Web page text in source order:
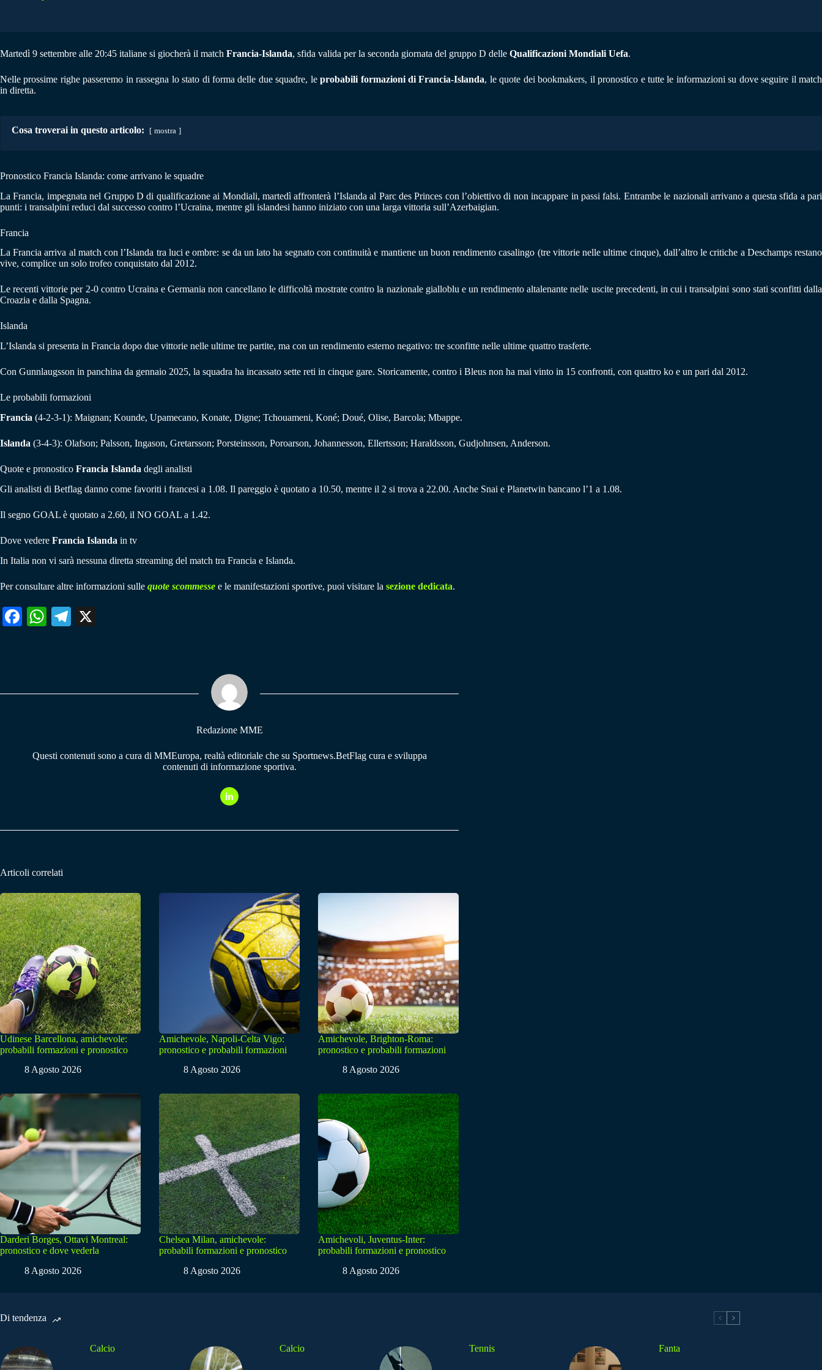
Martedì 9 settembre alle 20:45 italiane si giocherà il match Francia-Islanda, sfida valida per la seconda giornata del gruppo D delle Qualificazioni Mondiali Uefa.
Nelle prossime righe passeremo in rassegna lo stato di forma delle due squadre, leprobabili formazioni di Francia-Islanda, le quote dei bookmakers, il pronostico e tutte le informazioni su dove seguire il match
in diretta.
Cosa troverai in questo articolo: mostra
Pronostico Francia Islanda: come arrivano le squadre
La Francia, impegnata nel Gruppo D di qualificazione ai Mondiali, martedì affronterà l’Islanda al Parc des Princes con l’obiettivo di non incappare in passi falsi. Entrambe le nazionali arrivano a questa sfida a pari
punti: i transalpini reduci dal successo contro l’Ucraina, mentre gli islandesi hanno iniziato con una larga vittoria sull’Azerbaigian.
Francia
La Francia arriva al match con l’Islanda tra luci e ombre: se da un lato ha segnato con continuità e mantiene un buon rendimento casalingo (tre vittorie nelle ultime cinque), dall’altro le critiche a Deschamps restano
vive, complice un solo trofeo conquistato dal 2012.
Le recenti vittorie per 2-0 contro Ucraina e Germania non cancellano le difficoltà mostrate contro la nazionale gialloblu e un rendimento altalenante nelle uscite precedenti, in cui i transalpini sono stati sconfitti dalla
Croazia e dalla Spagna.
Islanda
L’Islanda si presenta in Francia dopo due vittorie nelle ultime tre partite, ma con un rendimento esterno negativo: tre sconfitte nelle ultime quattro trasferte.
Con Gunnlaugsson in panchina da gennaio 2025, la squadra ha incassato sette reti in cinque gare. Storicamente, contro i Bleus non ha mai vinto in 15 confronti, con quattro ko e un pari dal 2012.
Le probabili formazioni
Francia (4-2-3-1): Maignan; Kounde, Upamecano, Konate, Digne; Tchouameni, Koné; Doué, Olise, Barcola; Mbappe.
Islanda (3-4-3): Olafson; Palsson, Ingason, Gretarsson; Porsteinsson, Poroarson, Johannesson, Ellertsson; Haraldsson, Gudjohnsen, Anderson.
Quote e pronostico Francia Islanda degli analisti
Gli analisti di Betflag danno come favoriti i francesi a 1.08. Il pareggio è quotato a 10.50, mentre il 2 si trova a 22.00. Anche Snai e Planetwin bancano l’1 a 1.08.
Il segno GOAL è quotato a 2.60, il NO GOAL a 1.42.
Dove vedere Francia Islanda in tv
In Italia non vi sarà nessuna diretta streaming del match tra Francia e Islanda.
Per consultare altre informazioni sulle quote scommesse e le manifestazioni sportive, puoi visitare la sezione dedicata.
Fa W
pp
Te
m
Redazione MME
Questi contenuti sono a cura di MMEuropa, realtà editoriale che su Sportnews.BetFlag cura e sviluppa
contenuti di informazione sportiva.
Articoli correlati
Udinese Barcellona, amichevole:
probabili formazioni e pronostico
8 Agosto 2026
Amichevole, Napoli-Celta Vigo:
pronostico e probabili formazioni
8 Agosto 2026
Amichevole, Brighton-Roma:
pronostico e probabili formazioni
8 Agosto 2026
Darderi Borges, Ottavi Montreal:
pronostico e dove vederla
8 Agosto 2026
Chelsea Milan, amichevole:
probabili formazioni e pronostico
8 Agosto 2026
Amichevoli, Juventus-Inter:
probabili formazioni e pronostico
8 Agosto 2026
Di tendenza
Calcio Calcio Tennis Fanta